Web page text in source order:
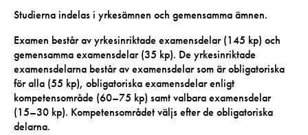
Studierna indelas i yrkesämnen och gemensamma ämnen.
Examen består av yrkesinriktade examensdelar (145 kp) och
gemensamma examensdelar (35 kp). De yrkesinriktade
examensdelarna består av examensdelar som är obligatoriska
för alla (55 kp), obligatoriska examensdelar enligt
kompetensområde (60–75 kp) samt valbara examensdelar
(15–30 kp). Kompetensområdet väljs efter de obligatoriska
delarna.